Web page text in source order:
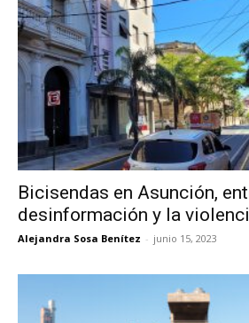
Bicisendas en Asunción,
desinformación y la
Alejandra Sosa Benítez - junio 15, 2023